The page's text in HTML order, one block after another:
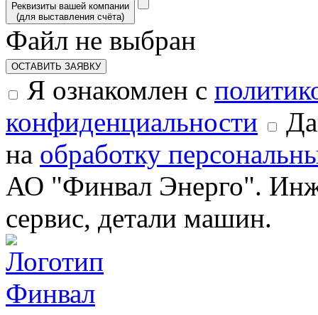
Реквизиты вашей компании
(для выставления счёта)
Файл не выбран
ОСТАВИТЬ ЗАЯВКУ
Я ознакомлен с
конфиденциальности
на обработку
АО "Финвал Энерго".
сервис, детали машин.